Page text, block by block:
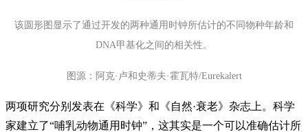
该圆形图显示了通过开发的两种通用时钟所估计的不同物种年龄和
DNA甲基化之间的相关性。
图源：阿克·卢和史蒂夫·霍瓦特/Eurekalert
两项研究分别发表在《科学》和《自然·衰老》杂志上。科学
家建立了“哺乳动物通用时钟”，这其实是一个可以准确估计所